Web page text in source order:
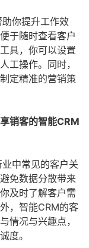
你提升工作效
于随时查看客户
具，你可以设置
工操作。同时，
定精准的营销策
销客的智能CRM
中常见的客户关
免数据分散带来
及时了解客户需
，智能CRM的客
情况与兴趣点，
度。